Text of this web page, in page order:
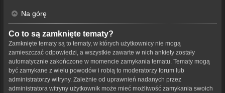
Na górę
Co to są zamknięte tematy?
Zamknięte tematy są to tematy, w których użytkownicy nie mogą
zamieszczać odpowiedzi, a wszystkie zawarte w nich ankiety zostały
automatycznie zakończone w momencie zamykania tematu. Tematy mogą
być zamykane z wielu powodów i robią to moderatorzy forum lub
administratorzy witryny. Zależnie od uprawnień nadanych przez
administratora witryny użytkownik może mieć możliwość zamykania swoich